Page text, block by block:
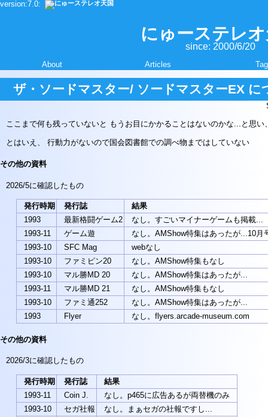
本
ば
す
version:7.0:
にゅーステレ
since: 2000/6/20
About Articles
ザ・ソードマスター/ ソードマスターEX に
ここまで何も残っていないと もうお目にかかることはないのかな...と思
とはいえ、 行動力がないので国会図書館での調べ物まではしていない
その他の資料
2026/5に確認したもの
発行時期 発行誌
結果
1993
最新格闘ゲーム2
なし。すごいマイナーゲームも掲載...
1993-11
ゲーム遊
なし。AMShow特集はあったが...10月
1993-10
SFC Mag
webなし
1993-10
ファミピン20
なし。AMShow特集もなし
1993-10
マル勝MD 20
なし。AMShow特集はあったが...
1993-11
マル勝MD 21
なし。AMShow特集もなし
1993-10
ファミ通252
なし。AMShow特集はあったが...
1993
Flyer なし。flyers.arcade-museum.com
その他の資料
2026/3に確認したもの
発行時期 発行誌
結果
1993-11
Coin J.
なし。p465に広告あるが両替機のみ
1993-10
セガ社報
なし。まぁセガの社報ですし...